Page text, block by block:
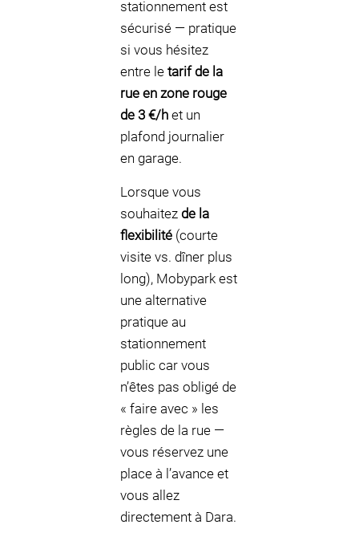
stationnement est
sécurisé — pratique
si vous hésitez
entre le tarif de la
rue en zone rouge
de 3 €/h et un
plafond journalier
en garage.
Lorsque vous
souhaitez de la
flexibilité (courte
visite vs. dîner plus
long), Mobypark est
une alternative
pratique au
stationnement
public car vous
n’êtes pas obligé de
« faire avec » les
règles de la rue —
vous réservez une
place à l’avance et
vous allez
directement à Dara.